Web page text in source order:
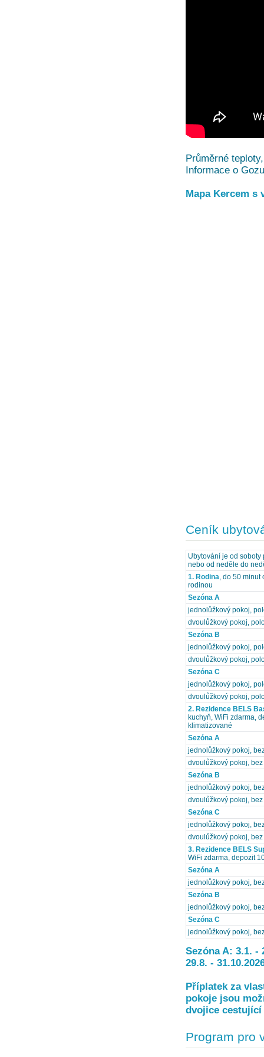
Průměrné
Informace o
Mapa Kercem s
Ceník
Ubytování je od soboty
nebo od neděle do
1. Rodina, do 50 minut
rodinou
Sezóna A
jednolůžkový pokoj,
dvoulůžkový pokoj,
Sezóna B
jednolůžkový pokoj,
dvoulůžkový pokoj,
Sezóna C
jednolůžkový pokoj,
dvoulůžkový pokoj,
2. Rezidence BELS
kuchyň, WiFi zdarma,
klimatizované
Sezóna A
jednolůžkový pokoj,
dvoulůžkový pokoj, bez
Sezóna B
jednolůžkový pokoj,
dvoulůžkový pokoj, bez
Sezóna C
jednolůžkový pokoj,
dvoulůžkový pokoj, bez
3. Rezidence BELS
WiFi zdarma, depozit
Sezóna A
jednolůžkový pokoj,
Sezóna B
jednolůžkový pokoj,
Sezóna C
jednolůžkový pokoj,
Sezóna A: 3.1. -
29.8. -
Příplatek za
pokoje jsou
dvojice cestující
Program pro